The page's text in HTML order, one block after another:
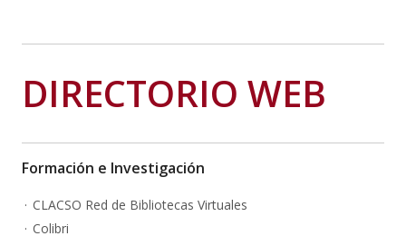
DIRECTORIO WEB
Formación e Investigación
CLACSO Red de Bibliotecas Virtuales
Colibri